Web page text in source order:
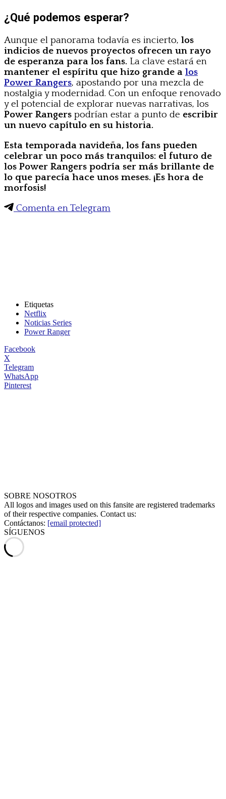
¿Qué podemos esperar?
Aunque el panorama todavía es incierto, los
indicios de nuevos proyectos ofrecen un rayo
de esperanza para los fans. La clave estará en
mantener el espíritu que hizo grande a los
Power Rangers, apostando por una mezcla de
nostalgia y modernidad. Con un enfoque renovado
y el potencial de explorar nuevas narrativas, los
Power Rangers podrían estar a punto de escribir
un nuevo capítulo en su historia.
Esta temporada navideña, los fans pueden
celebrar un poco más tranquilos: el futuro de
los Power Rangers podría ser más brillante de
lo que parecía hace unos meses. ¡Es hora de
morfosis!
Comenta en Telegram
Etiquetas
Netflix
Noticias Series
Power Ranger
Facebook
X
Telegram
WhatsApp
Pinterest
SOBRE NOSOTROS
All logos and images used on this fansite are registered trademarks
of their respective companies. Contact us:
Contáctanos: [email protected]
SÍGUENOS